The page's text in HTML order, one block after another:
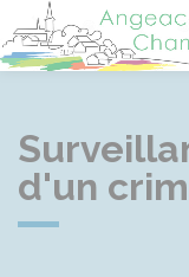
d'un